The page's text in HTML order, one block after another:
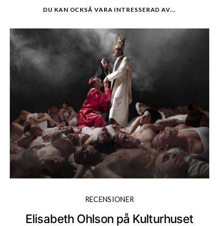
DU KAN OCKSÅ VARA INTRESSERAD AV...
RECENSIONER
Elisabeth Ohlson på Kulturhuset